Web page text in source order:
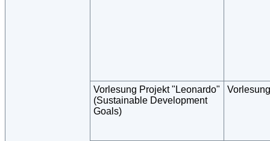
Vorlesung Projekt "Leonardo"
(Sustainable Development
Goals)
Vorlesung